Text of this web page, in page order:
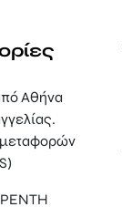
Αθήνα
ΡΕΝΤΗ